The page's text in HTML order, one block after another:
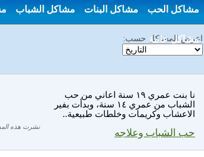
مشاكل الحب مشاكل البنات مشاكل الشباب
مشاكل عامة
اعرض المشاكل حسب:
نا بنت عمري ١٩ سنة اعاني من حب
الشباب من عمري ١٤ سنة، وبدأت بفير
الاعشاب وكريمات وخلطات طبيعية..
حب الشباب وعلاجه
نشرت هذه